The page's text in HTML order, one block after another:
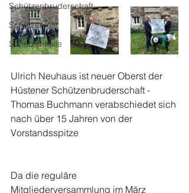
Schützenbruderschaft
Schützenfest
Schützenhalle
Ulrich Neuhaus ist neuer Oberst der
Hüstener Schützenbruderschaft -
Thomas Buchmann verabschiedet sich
nach über 15 Jahren von der
Vorstandsspitze
Da die reguläre
Mitgliederversammlung im März